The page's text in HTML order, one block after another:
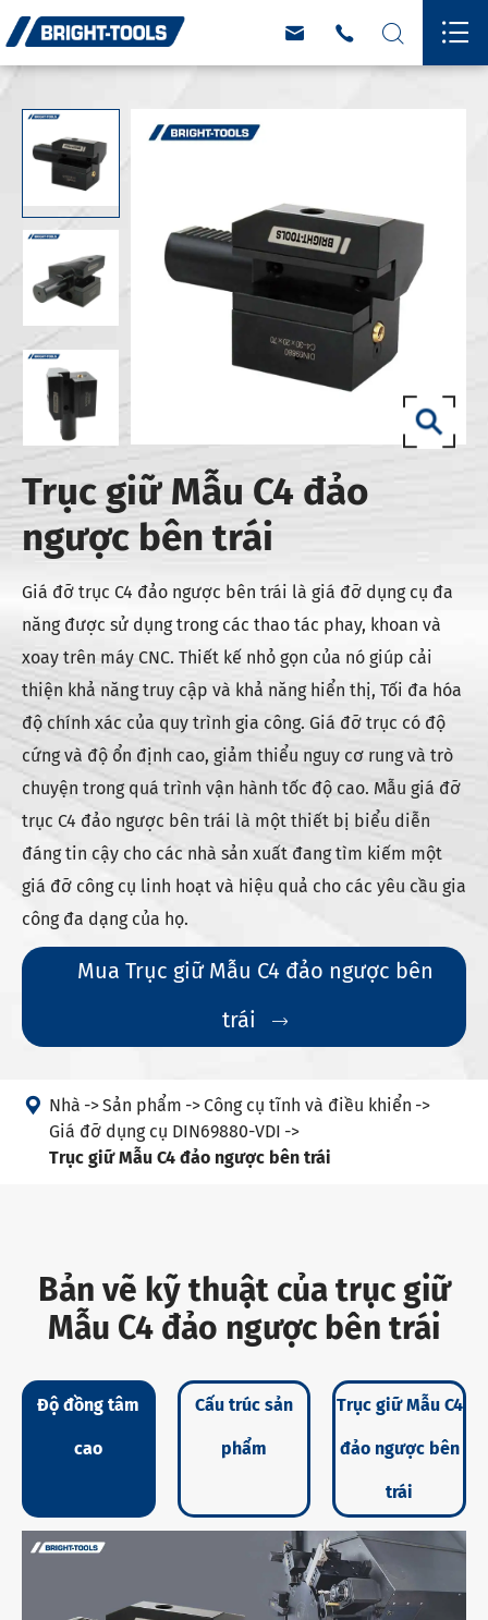
   
Trục giữ Mẫu C4 đảo
ngược bên trái
Giá đỡ trục C4 đảo ngược bên trái là giá đỡ dụng cụ đa
năng được sử dụng trong các thao tác phay, khoan và
xoay trên máy CNC. Thiết kế nhỏ gọn của nó giúp cải
thiện khả năng truy cập và khả năng hiển thị, Tối đa hóa
độ chính xác của quy trình gia công. Giá đỡ trục có độ
cứng và độ ổn định cao, giảm thiểu nguy cơ rung và trò
chuyện trong quá trình vận hành tốc độ cao. Mẫu giá đỡ
trục C4 đảo ngược bên trái là một thiết bị biểu diễn
đáng tin cậy cho các nhà sản xuất đang tìm kiếm một
giá đỡ công cụ linh hoạt và hiệu quả cho các yêu cầu gia
công đa dạng của họ.
Mua Trục giữ Mẫu C4 đảo ngược bên
trái

 Nhà Sản phẩm
Công cụ tĩnh và điều khiển
Giá đỡ dụng cụ DIN69880-VDI
Trục giữ Mẫu C4 đảo ngược bên trái
Bản vẽ kỹ thuật của trục giữ
Mẫu C4 đảo ngược bên trái
Độ đồng tâm
cao
Cấu trúc sản
phẩm
Trục giữ Mẫu C4
đảo ngược bên
trái